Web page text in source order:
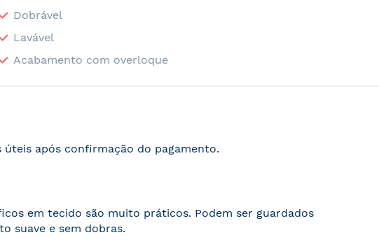
Dobrável
Lavável
Acabamento com overloque
após confirmação do pagamento.
em tecido são muito práticos. Podem ser guardados
suave e sem dobras.